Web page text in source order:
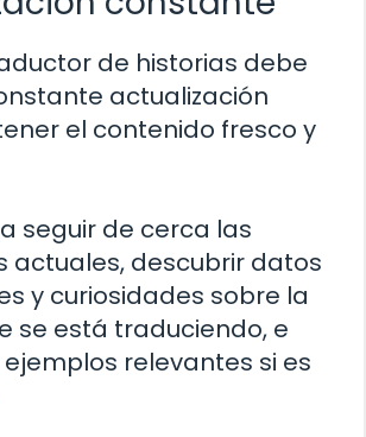
de historias debe
actualización
el contenido fresco y
seguir de cerca las
actuales, descubrir datos
y curiosidades sobre la
se está traduciendo, e
relevantes si es